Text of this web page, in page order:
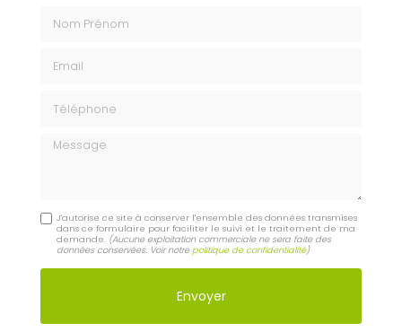
Message
J'autorise ce site à conserver l'ensemble des données transmises
dans ce formulaire pour faciliter le suivi et le traitement de ma
demande. (Aucune exploitation commerciale ne sera faite des
données conservées. Voir notrepolitique de confidentialité)